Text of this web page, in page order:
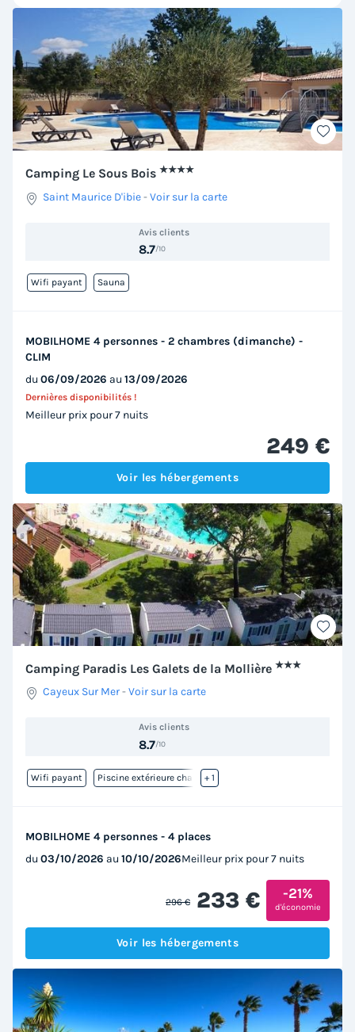
Camping Le Sous Bois ★★★★
Saint Maurice D'ibie-Voir sur la carte
Avis clients
8.7/10
Wifi payant Sauna
MOBILHOME 4 personnes - 2 chambres (dimanche) -
CLIM
du 06/09/2026 au 13/09/2026
Meilleur prix pour 7 nuits
Dernières disponibilités !
249 €
Voir les hébergements
Camping Paradis Les Galets de la Mollière ★★★
Cayeux Sur Mer-Voir sur la carte
Avis clients
8.7/10
Wifi payant Piscine extérieure chauffée
+ 1
MOBILHOME 4 personnes - 4 places
du 03/10/2026 au 10/10/2026Meilleur prix pour 7 nuits
296 € 233 € -21%
d'économie
Voir les hébergements